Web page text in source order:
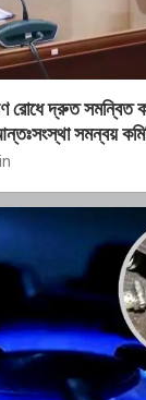
রোধে দ্রুত সমন্বিত
সমন্বয়